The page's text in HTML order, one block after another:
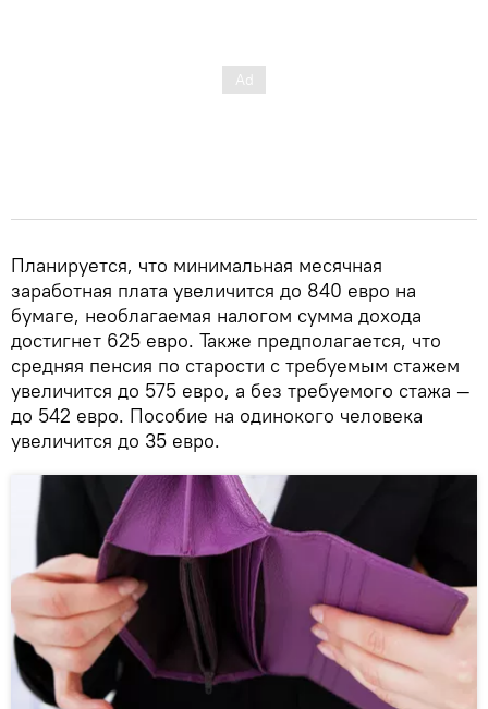
Планируется, что минимальная месячная
заработная плата увеличится до 840 евро на
бумаге, необлагаемая налогом сумма дохода
достигнет 625 евро. Также предполагается, что
средняя пенсия по старости с требуемым стажем
увеличится до 575 евро, а без требуемого стажа —
до 542 евро. Пособие на одинокого человека
увеличится до 35 евро.